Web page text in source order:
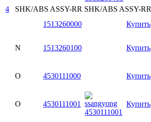
4
SHK/ABS ASSY-RR SHK/ABS ASSY-RR
1513260000
Купить
N 1513260100 Купить
O 4530111000 Купить
O 4530111001 Купить